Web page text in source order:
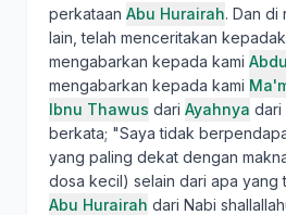
perkataan Abu Hurairah. Dan di
lain, telah menceritakan
mengabarkan kepada kami
mengabarkan kepada kami
Ibnu Thawus dari Ayahnya dari
berkata; "Saya tidak
yang paling dekat dengan
dosa kecil) selain dari apa yang
Abu Hurairah dari Nabi